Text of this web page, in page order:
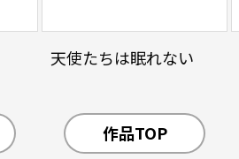
天使たちは眠れない
作品TOP